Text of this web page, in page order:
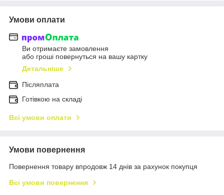
Умови оплати
Ви отримаєте замовлення
або гроші повернуться на вашу картку
Детальніше
Післяплата
Готівкою на складі
Всі умови оплати
Умови повернення
Повернення товару впродовж 14 днів за рахунок покупця
Всі умови повернення